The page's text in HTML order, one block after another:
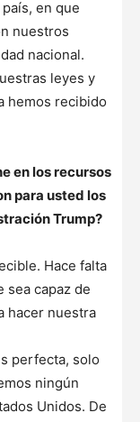
en que
nuestros
nacional.
leyes y
hemos recibido
en los recursos
para usted los
Trump?
Hace falta
sea capaz de
hacer nuestra
perfecta, solo
ningún
Unidos. De